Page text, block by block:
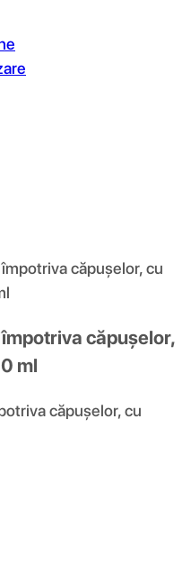
căpușelor, cu
căpușelor,
ml